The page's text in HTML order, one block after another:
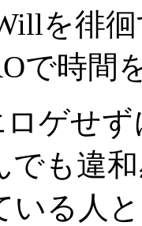
を徘
で時間
ゲせ
でも違
いる人